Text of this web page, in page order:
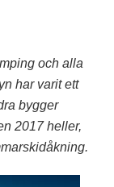
och alla
har varit ett
bygger
2017 heller,